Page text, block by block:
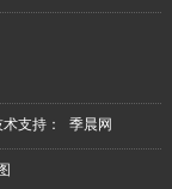
术支持：季晨网